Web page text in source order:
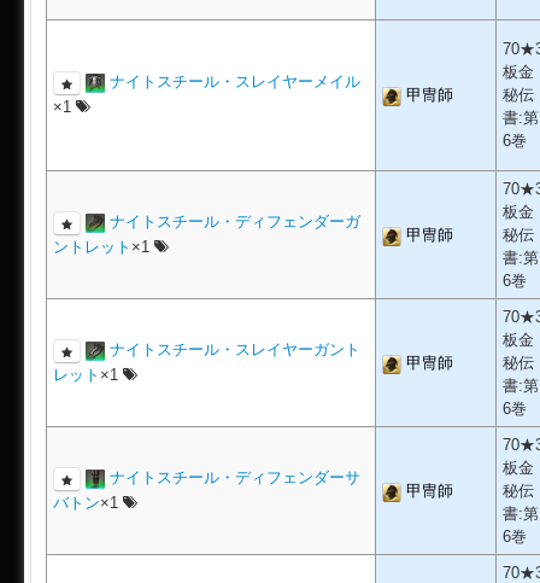
ナイトスチール・スレイヤーメイル
×1
甲冑師
板金
秘伝
書:第
6巻
ナイトスチール・ディフェンダーガ
ントレット ×1
甲冑師
板金
秘伝
書:第
6巻
ナイトスチール・スレイヤーガント
レット ×1
甲冑師
板金
秘伝
書:第
6巻
ナイトスチール・ディフェンダーサ
バトン×1
甲冑師
板金
秘伝
書:第
6巻